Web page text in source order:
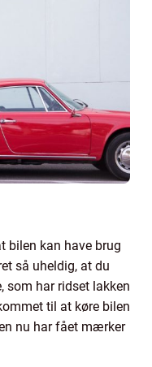
bilen kan have brug
så uheldig, at du
som har ridset lakken
til at køre bilen
nu har fået mærker